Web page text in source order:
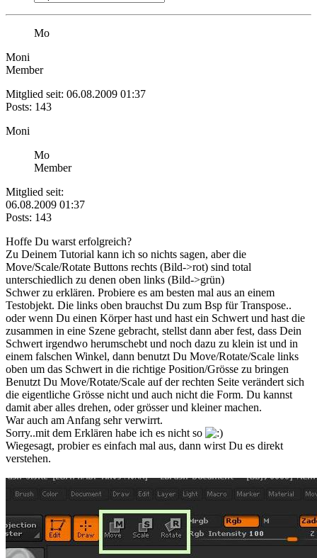
Mo
Moni
Member
Mitglied seit: 06.08.2009 01:37
Posts: 143
Moni
Mo
Member
Mitglied seit:
06.08.2009 01:37
Posts: 143
Hoffe Du warst erfolgreich?
Zu Deinem Tutorial kann ich so nichts sagen, aber die
Move/Scale/Rotate Buttons rechts (Bild->rot) sind total
unterschiedlich zu denen oben links (Bild->grün)
Schwer zu erklären. Probiere es am besten mal aus an einem
Testobjekt. Die links oben brauchst Du zum Bsp für Transpose..
oder wenn Du einen Körper hast und hast ein Schwert und hast die
zusammen in eine Szene gebracht, stellst dann aber fest, dass Dein
Schwert irgendwo herumschebt und noch dazu zu klein ist und in
einem falschen Winkel, dann benutzt Du Move/Rotate/Scale links
oben um das Schwert in die richtige Position/Grösse zu bringen
Benutzt Du Move/Rotate/Scale auf der rechten Seite verändert sich
die eigentliche Grösse nicht und auch nicht die Form. Du kannst
damit aber alles drehen, oder grösser und kleiner machen.
War auch am Anfang sehr verwirrt.
Sorry..mit dem Erklären habe ich es nicht so
Wiegesagt, probier es einfach mal aus, dann wirst Du es direkt
verstehen.